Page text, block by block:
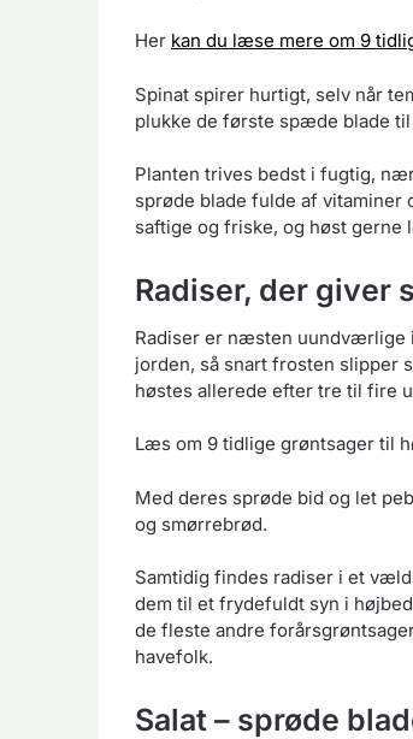
Her kan du læse mere om 9
Spinat spirer hurtigt, selv når
plukke de første spæde blade
Planten trives bedst i fugtig,
sprøde blade fulde af vitaminer
saftige og friske, og høst
Radiser, der giver
Radiser er næsten uundværlige
jorden, så snart frosten slipper
høstes allerede efter tre til fire
Læs om 9 tidlige grøntsager til
Med deres sprøde bid og let
og smørrebrød.
Samtidig findes radiser i et
dem til et frydefuldt syn i
de fleste andre
havefolk.
Salat – sprøde